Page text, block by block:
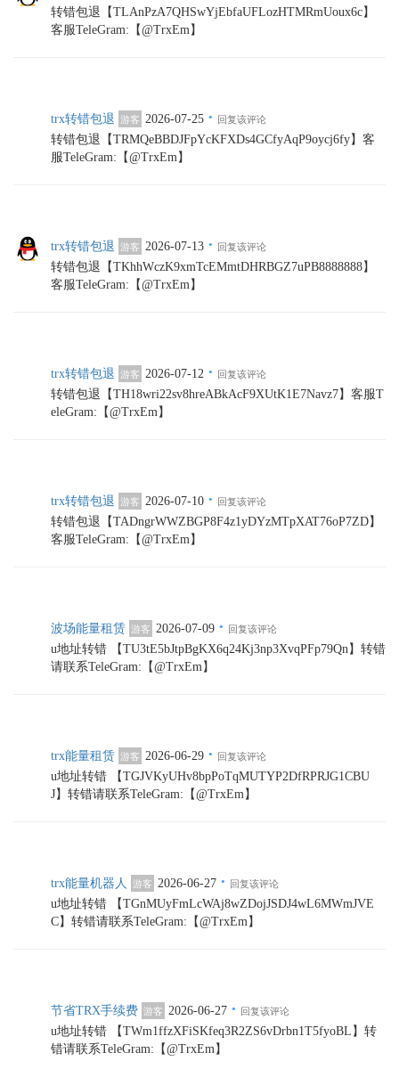
转错包退【TLAnPzA7QHSwYjEbfaUFLozHTMRmUoux6c】
客服TeleGram:【@TrxEm】
trx转错包退 游客 2026-07-25 · 回复该评论
转错包退【TRMQeBBDJFpYcKFXDs4GCfyAqP9oycj6fy】客
服TeleGram:【@TrxEm】
trx转错包退 游客 2026-07-13 · 回复该评论
转错包退【TKhhWczK9xmTcEMmtDHRBGZ7uPB8888888】
客服TeleGram:【@TrxEm】
trx转错包退 游客 2026-07-12 · 回复该评论
转错包退【TH18wri22sv8hreABkAcF9XUtK1E7Navz7】客服T
eleGram:【@TrxEm】
trx转错包退 游客 2026-07-10 · 回复该评论
转错包退【TADngrWWZBGP8F4z1yDYzMTpXAT76oP7ZD】
客服TeleGram:【@TrxEm】
波场能量租赁 游客 2026-07-09 · 回复该评论
u地址转错 【TU3tE5bJtpBgKX6q24Kj3np3XvqPFp79Qn】转错
请联系TeleGram:【@TrxEm】
trx能量租赁 游客 2026-06-29 · 回复该评论
u地址转错 【TGJVKyUHv8bpPoTqMUTYP2DfRPRJG1CBU
J】转错请联系TeleGram:【@TrxEm】
trx能量机器人 游客 2026-06-27 · 回复该评论
u地址转错 【TGnMUyFmLcWAj8wZDojJSDJ4wL6MWmJVE
C】转错请联系TeleGram:【@TrxEm】
节省TRX手续费 游客 2026-06-27 · 回复该评论
u地址转错 【TWm1ffzXFiSKfeq3R2ZS6vDrbn1T5fyoBL】转
错请联系TeleGram:【@TrxEm】